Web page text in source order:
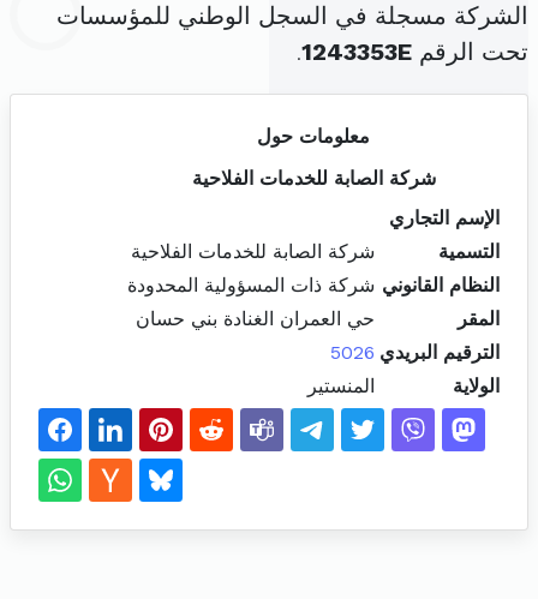
الشركة مسجلة في السجل الوطني للمؤسسات
تحت الرقم 1243353E
.
معلومات حول
شركة الصابة للخدمات الفلاحية
الإسم التجاري
التسمية
شركة الصابة للخدمات الفلاحية
النظام القانوني شركة ذات المسؤولية المحدودة
المقر
حي العمران الغنادة بني حسان
الترقيم البريدي 5026
الولاية
المنستير